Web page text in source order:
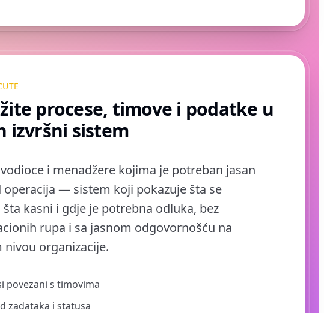
procese, timove i podatke u
izvršni sistem
i menadžere kojima je potreban jasan
operacija — sistem koji pokazuje šta se
šta kasni i gdje je potrebna odluka, bez
rupa i sa jasnom odgovornošću na
nivou organizacije.
povezani s timovima
zadataka i statusa